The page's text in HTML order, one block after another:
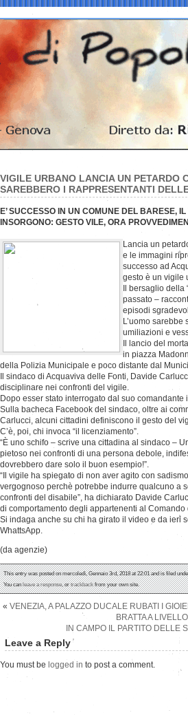
VIGILE URBANO LANCIA UN PETARDO
SAREBBERO I RAPPRESENTANTI
E’ SUCCESSO IN UN COMUNE DEL BARESE,
INSORGONO: GESTO VILE, ORA
Lancia un
e le immagini
successo ad
gesto è un vigile
Il bersaglio
passato –
episodi
L’uomo
umiliazioni e
Il lancio del
in piazza
della Polizia Municipale e poco distante dal
Il sindaco di Acquaviva delle Fonti, Davide
disciplinare nei confronti del vigile.
Dopo esser stato interrogato dal suo
Sulla bacheca Facebook del sindaco, oltre ai
Carlucci, alcuni cittadini definiscono il gesto del
C’è, poi, chi invoca “il licenziamento”.
“È uno schifo – scrive una cittadina al sindaco –
pietoso nei confronti di una persona debole,
dovrebbero dare solo il buon esempio!”.
“Il vigile ha spiegato di non aver agito con
vergognoso perchè potrebbe indurre qualcuno a
confronti del disabile”, ha dichiarato Davide
di comportamento degli appartenenti al
Si indaga anche su chi ha girato il video e da ieri
WhattsApp.
(da agenzie)
This entry was posted on mercoledì, Gennaio 3rd, 2018 at 22:01 and is filed
You canleave a response, ortrackbackfrom your own site.
« VENEZIA, A PALAZZO DUCALE RUBATI I
BRATTA A
IN CAMPO IL PARTITO DELLE
Leave a Reply
You must be logged in to post a comment.